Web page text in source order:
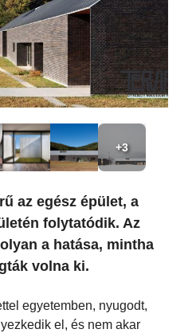
+3
az egész épület, a
folytatódik. Az
a hatása, mintha
volna ki.
egyetemben, nyugodt,
el, és nem akar